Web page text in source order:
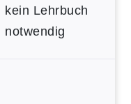
kein Lehrbuch
notwendig